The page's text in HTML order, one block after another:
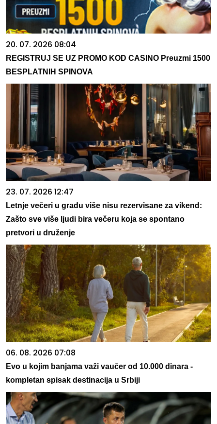
20. 07. 2026 08:04
REGISTRUJ SE UZ PROMO KOD CASINO Preuzmi 1500
BESPLATNIH SPINOVA
23. 07. 2026 12:47
Letnje večeri u gradu više nisu rezervisane za vikend:
Zašto sve više ljudi bira večeru koja se spontano
pretvori u druženje
06. 08. 2026 07:08
Evo u kojim banjama važi vaučer od 10.000 dinara -
kompletan spisak destinacija u Srbiji